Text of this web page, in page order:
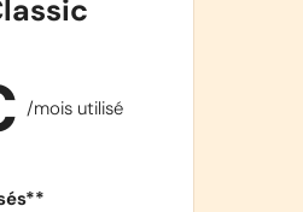
/mois utilisé